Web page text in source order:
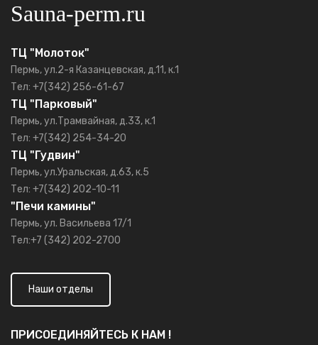
Sauna-perm.ru
ТЦ "Молоток"
Пермь, ул.2-я Казанцевская, д.11, к.1
Тел: +7(342) 256-61-67
ТЦ "Парковый"
Пермь, ул.Трамвайная, д.33, к.1
Тел: +7(342) 254-34-20
ТЦ "Гудвин"
Пермь, ул.Уральская, д.63, к.5
Тел: +7(342) 202-10-11
"Печи камины"
Пермь, ул. Васильева 17/1
Тел:+7 (342) 202-2700
Наши отделы
ПРИСОЕДИНЯЙТЕСЬ К НАМ !